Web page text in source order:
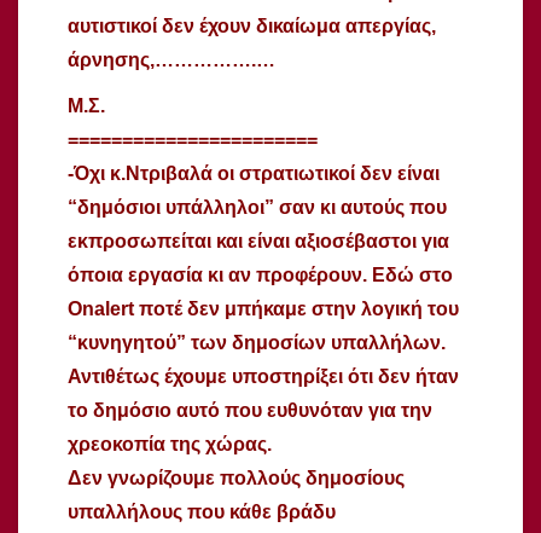
αυτιστικοί δεν έχουν δικαίωμα απεργίας,
άρνησης,…………….…
Μ.Σ.
=======================
-Όχι κ.Ντριβαλά οι στρατιωτικοί δεν είναι
“δημόσιοι υπάλληλοι” σαν κι αυτούς που
εκπροσωπείται και είναι αξιοσέβαστοι για
όποια εργασία κι αν προφέρουν. Εδώ στο
Onalert ποτέ δεν μπήκαμε στην λογική του
“κυνηγητού” των δημοσίων υπαλλήλων.
Αντιθέτως έχουμε υποστηρίξει ότι δεν ήταν
το δημόσιο αυτό που ευθυνόταν για την
χρεοκοπία της χώρας.
Δεν γνωρίζουμε πολλούς δημοσίους
υπαλλήλους που κάθε βράδυ